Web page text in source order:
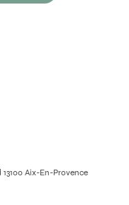
Aix-En-Provence